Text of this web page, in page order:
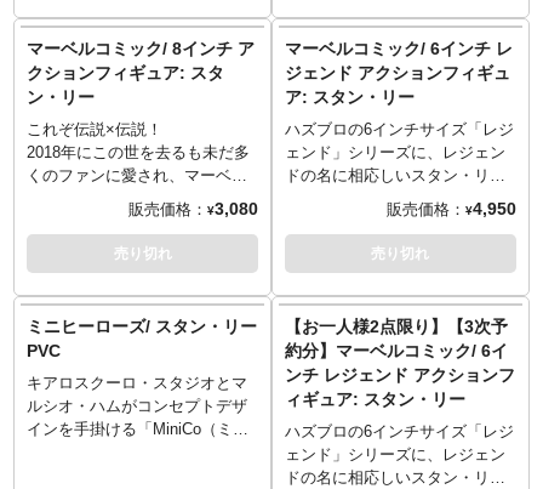
（内金確認をもってご予約受付
とさせていただきます）。
■残りの商品代金につきましては
入荷後に支払いいただきます。
■商品入荷のご案内後に通常どお
り配送指示をお願いします。
■お客様都合による本商品の返
■スマートフォンでご予約の場合
はご予約後に別途内金のご案内
テン・アメリカのシールド、さ
らにスタン・リーのサイン入り
プレートが造形された、ボリュ
ームある仕上がりとなっている
ぞ！
アイアンマンよろしくのポーズ
で「Excelsior!」と私たちを鼓舞
してくれます。
※こちらの商品はプリントのみ
となります。フレームは付属し
ません。
ため製作数を限定し、貴重なコ
レクターアイテムとして知られ
るサイドショーのアートプリン
流通しなかったこのアートプリ
ントが、サイドショーの協力に
よりここ日本で待望の取り扱い
スタートとなりました。
限定数: 750
す。クラシカルで、アメコミと
いうよりもアニメ調な「出たが
りおじいちゃん（カメオキン
グ）」が創作意欲をかき立て
る！？イラストもクラシックな
ら、機能もクラシック。バッテ
必要ありません。そのまま使え
ます。赤ちゃんからの英才教育
（アメコミ脳）にも、ちょっと
…なーんて紹介してたら、ペン
を使うタイプではないようで
す。メーカーが公開していた使
用動画（下部にあります）を見
ると「あれ…思ってたのとちょ
っと違うぞ…」となりましたの
マーベルコミック/ 8インチ ア
クションフィギュア: スタ
ン・リー
これぞ伝説×伝説！
2018年にこの世を去るも未だ多
くのファンに愛され、マーベル
の"顔"として活躍する、アメコ
ミ史を語る上で欠かせないスパ
イダーマンやX-MENをはじめ数
多くのヒーローを生み出したレ
が70年代のキャラクターフィギ
ュア創世記を支え、未だ世界的
にコレクターが数多く存在す
る、アメトイ史を語る上で欠か
せないトイメーカー、メゴ社と
販売価格： ¥3,080
売り切れ
マーベルコミック/ 6インチ レ
ジェンド アクションフィギュ
ア: スタン・リー
ハズブロの6インチサイズ「レジ
ェンド」シリーズに、レジェン
ドの名に相応しいスタン・リー
がラインナップ！「THE MAN」
ことスタン・リーをお手軽なア
クションフィギュアとして遊べ
るなんて…そこにあるのは
インナップだけでもこの上ない
喜びだったところ、その全身で
遊べる「アクションフィギュ
ア」としても最高の出来。アク
セサリーもファンならニヤリと
してしまうセレクト。映画『ア
ベンジャーズ』でのカメオ出演
時にしていたチェスをイメージ
販売価格： ¥4,950
売り切れ
ミニヒーローズ/ スタン・リー
PVC
キアロスクーロ・スタジオとマ
ルシオ・ハムがコンセプトデザ
インを手掛ける「MiniCo（ミニ
【お一人様2点限り】【3次予
約分】マーベルコミック/ 6イ
ンチ レジェンド アクションフ
ィギュア: スタン・リー
ハズブロの6インチサイズ「レジ
ェンド」シリーズに、レジェン
ドの名に相応しいスタン・リー